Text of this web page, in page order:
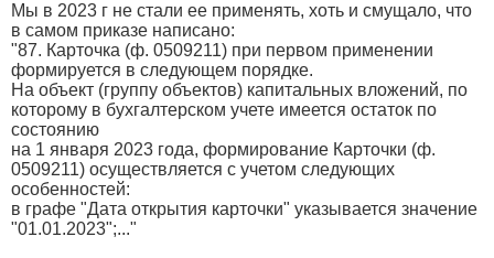
Мы в 2023 г не стали ее применять, хоть и смущало, что
в самом приказе написано:
"87. Карточка (ф. 0509211) при первом применении
формируется в следующем порядке.
На объект (группу объектов) капитальных вложений, по
которому в бухгалтерском учете имеется остаток по
состоянию
на 1 января 2023 года, формирование Карточки (ф.
0509211) осуществляется с учетом следующих
особенностей:
в графе "Дата открытия карточки" указывается значение
"01.01.2023";..."